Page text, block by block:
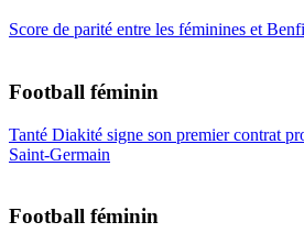
Score de parité entre les féminines et
Football féminin
Tanté Diakité signe son premier contrat
Saint-Germain
Football féminin